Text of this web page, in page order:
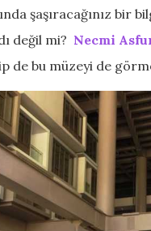
şaşıracağınız bir
değil mi? Necmi
de bu müzeyi de